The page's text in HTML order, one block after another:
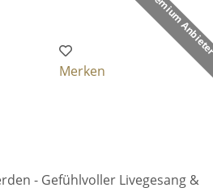
Premium Anbieter
Merken
- Gefühlvoller Livegesang &